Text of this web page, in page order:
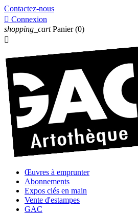
Contactez-nous
 Connexion
shopping_cart Panier (0)

Œuvres à emprunter
Abonnements
Expos clés en main
Vente d'estampes
GAC